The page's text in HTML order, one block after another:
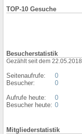
TOP-10 Gesuche
Besucherstatistik
Gezählt seit dem 22.05.2018
Seitenaufrufe:
Besucher:
Aufrufe heute:
Besucher heute:
0
0
0
0
Mitgliederstatistik